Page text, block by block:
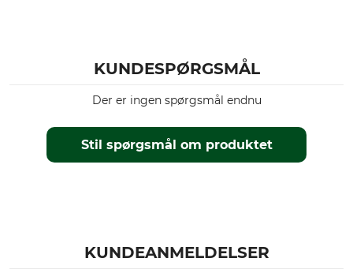
Komfortlinning
damer
Efterår
Pasform
regular
KUNDESPØRGSMÅL
Stil spørgsmål om produktet
Der er ingen spørgsmål endnu
KUNDEANMELDELSER